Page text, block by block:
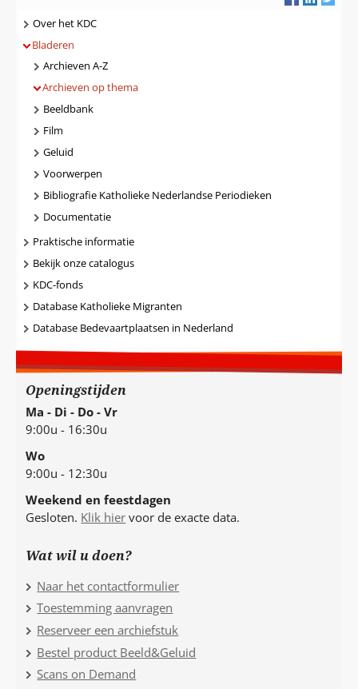
Navigatie
Over het KDC
Bladeren
Archieven A-Z
Archieven op thema
Beeldbank
Film
Geluid
Voorwerpen
Bibliografie Katholieke Nederlandse Periodieken
Documentatie
Praktische informatie
Bekijk onze catalogus
KDC-fonds
Database Katholieke Migranten
Database Bedevaartplaatsen in Nederland
Openingstijden
Ma - Di - Do - Vr
9:00u - 16:30u
Wo
9:00u - 12:30u
Weekend en feestdagen
Gesloten. Klik hier voor de exacte data.
Wat wil u doen?
Naar het contactformulier
Toestemming aanvragen
Reserveer een archiefstuk
Bestel product Beeld&Geluid
Scans on Demand